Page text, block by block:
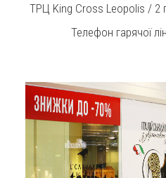
ТРЦ King Cross Leopolis / 2
Телефон гарячої